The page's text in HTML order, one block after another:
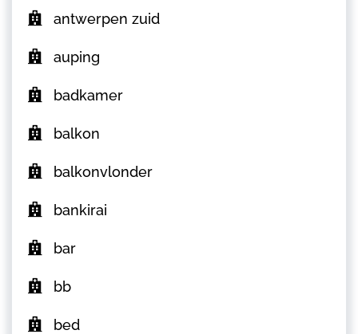
antwerpen zuid
auping
badkamer
balkon
balkonvlonder
bankirai
bar
bb
bed